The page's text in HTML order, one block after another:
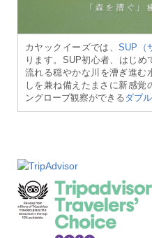
カヤックイーズでは、SUP（
ります。SUP初心者、はじめ
流れる穏やかな川を漕ぎ進む
しを兼ね備えたまさに新感覚
ングローブ観察ができるダブ